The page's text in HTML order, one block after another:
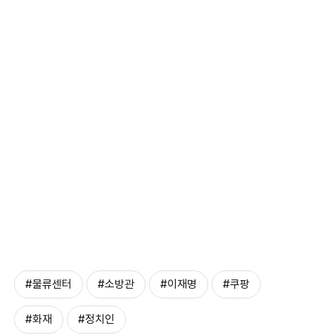
#물류센터 #소방관 #이재명 #쿠팡
#화재 #정치인